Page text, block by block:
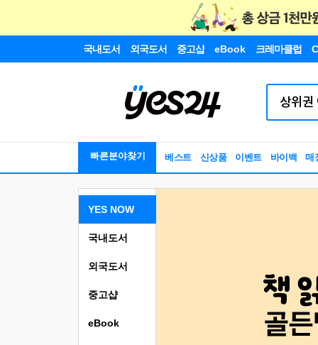
국내도서 외국도서 중고샵 eBook 크레마클럽
빠른분야찾기 베스트 신상품 이벤트 바이백 매
YES NOW
국내도서
외국도서
중고샵
eBook